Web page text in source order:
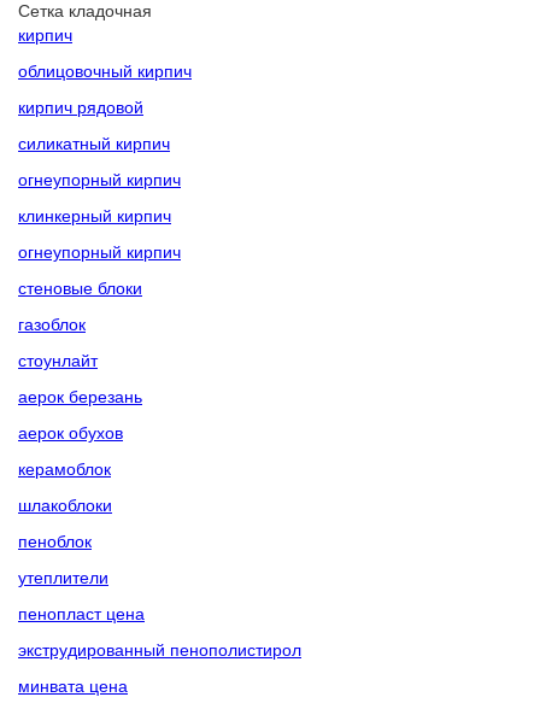
Сетка кладочная
кирпич
облицовочный кирпич
кирпич рядовой
силикатный кирпич
огнеупорный кирпич
клинкерный кирпич
огнеупорный кирпич
стеновые блоки
газоблок
стоунлайт
аерок березань
аерок обухов
керамоблок
шлакоблоки
пеноблок
утеплители
пенопласт цена
экструдированный пенополистирол
минвата цена